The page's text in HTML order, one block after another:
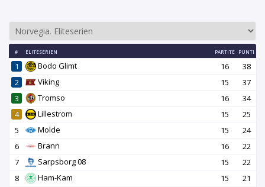
# ELITESERIEN PARTITE PUNTI
1 Bodo Glimt 16
38
2
Viking 15
37
3
Tromso 16
34
4
Lillestrom 15
25
5
Molde 15
24
6
Brann 16
22
7
Sarpsborg 08 15
22
8
Ham-Kam 15
21